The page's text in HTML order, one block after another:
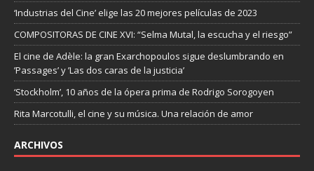
‘Industrias del Cine’ elige las 20 mejores películas de 2023
COMPOSITORAS DE CINE XVI: “Selma Mutal, la escucha y el riesgo”
El cine de Adèle: la gran Exarchopoulos sigue deslumbrando en
’Passages’ y ’Las dos caras de la justicia’
‘Stockholm’, 10 años de la ópera prima de Rodrigo Sorogoyen
Rita Marcotulli, el cine y su música. Una relación de amor
ARCHIVOS